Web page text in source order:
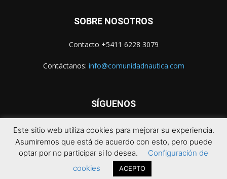
SOBRE NOSOTROS
Contacto +5411 6228 3079
Contáctanos: info@comunidadnautica.com
SÍGUENOS
© 2021 Comunidad Náutica. Todos los derechos reservados.
Este sitio web utiliza cookies para mejorar su experiencia.
Asumiremos que está de acuerdo con esto, pero puede
optar por no participar si lo desea.
Configuración de
cookies
ACEPTO